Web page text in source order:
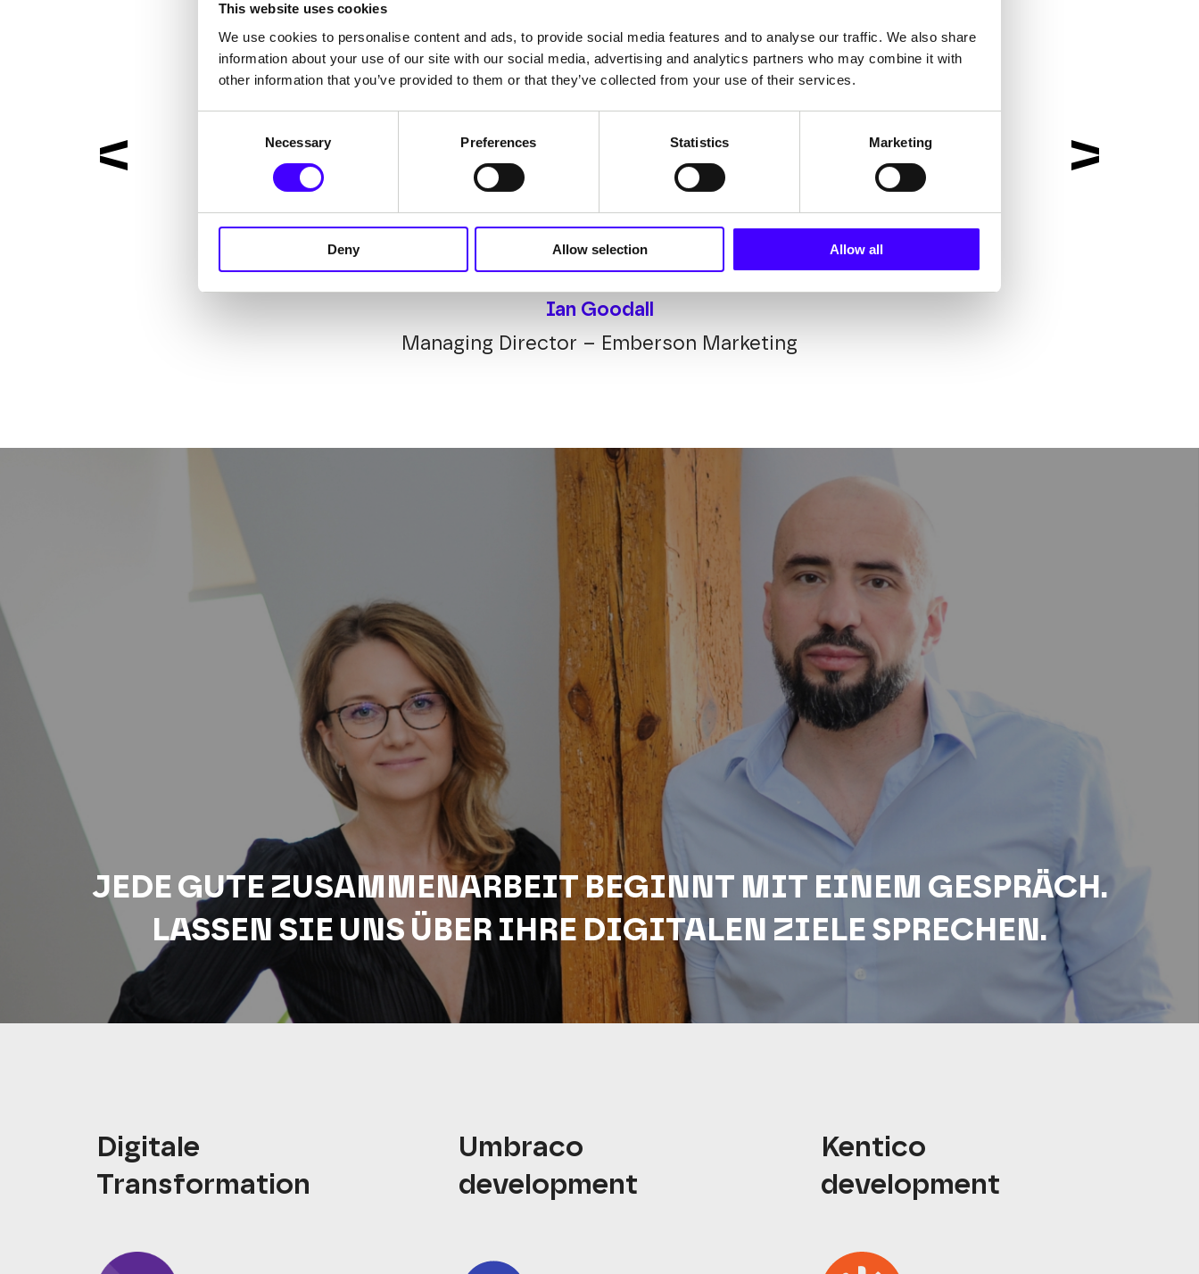
This website uses cookies
We use cookies to personalise content and ads, to provide social media features and to analyse our traffic. We also share
information about your use of our site with our social media, advertising and analytics partners who may combine it with
other information that you’ve provided to them or that they’ve collected from your use of their services.
Necessary Preferences Statistics Marketing
Deny Allow selection Allow all
„ADHDEV's work has been instrumental in generating more business opportunities
for our client. The secure, well-performing portal they've helped develop received
positive feedback from users and the end client.”
Ian Goodall
Managing Director – Emberson Marketing
JEDE GUTE ZUSAMMENARBEIT BEGINNT MIT EINEM GESPRÄCH.
LASSEN SIE UNS ÜBER IHRE DIGITALEN ZIELE SPRECHEN.
Digitale
Transformation
Umbraco
development
Kentico
development